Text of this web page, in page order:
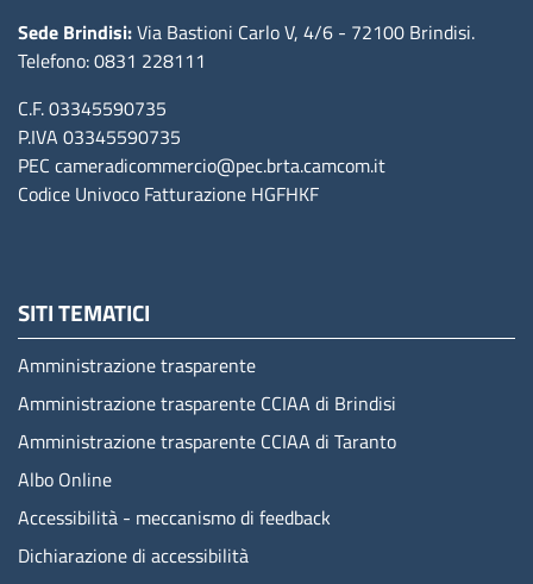
Sede Brindisi:Via Bastioni Carlo V, 4/6 - 72100 Brindisi.
Telefono: 0831 228111
C.F. 03345590735
P.IVA 03345590735
PEC cameradicommercio@pec.brta.camcom.it
Codice Univoco Fatturazione HGFHKF
SITI TEMATICI
Amministrazione trasparente
Amministrazione trasparente CCIAA di Brindisi
Amministrazione trasparente CCIAA di Taranto
Albo Online
Accessibilità - meccanismo di feedback
Dichiarazione di accessibilità